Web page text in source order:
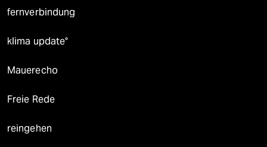
fernverbindung
klima update°
Mauerecho
Freie Rede
reingehen